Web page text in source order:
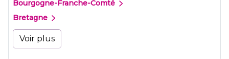
Bourgogne-Franche-Comté
Bretagne
Voir plus